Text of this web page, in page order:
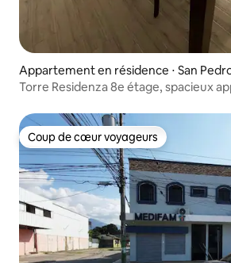
Appartement en résidence ⋅ San
Torre Residenza 8e étage, spacieux
Coup de cœur voyageurs
Coup de cœur voyageurs